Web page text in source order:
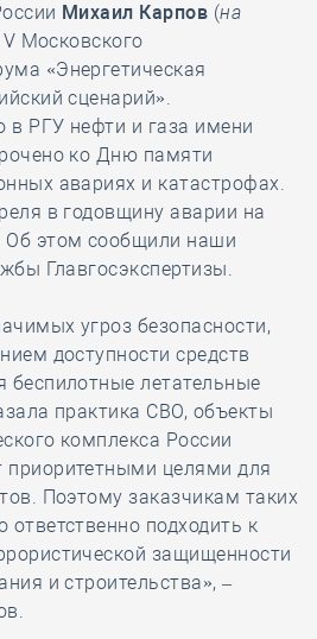
Михаил Карпов (на
Московского
«Энергетическая
сценарий».
РГУ нефти и газа имени
ко Дню памяти
авариях и катастрофах.
в годовщину аварии на
этом сообщили наши
Главгосэкспертизы.
угроз безопасности,
доступности средств
беспилотные летательные
практика СВО, объекты
комплекса России
целями для
Поэтому заказчикам таких
ответственно подходить к
защищенности
и строительства», –